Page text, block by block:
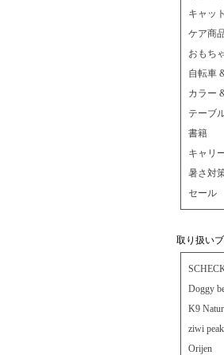
キャッ
ケア商
おもち
自転車
カラー
テーブ
書籍
キャリ
暑さ対
セール
取り扱い
Doggy
K9
ziwi peak
Orijen